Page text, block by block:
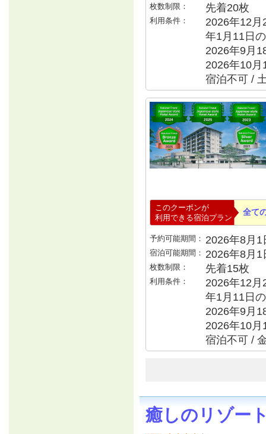
枚数制限： 先着20枚
利用条件：
2026年12
年1月11日
2026年9月
2026年10
宿泊不可 /
このクーポンが
利用できる宿泊プラン
全て
予約可能期間： 2026年8月
宿泊可能期間： 2026年8月
枚数制限： 先着15枚
利用条件：
2026年12
年1月11日
2026年9月
2026年10
宿泊不可 /
癒しのリゾー